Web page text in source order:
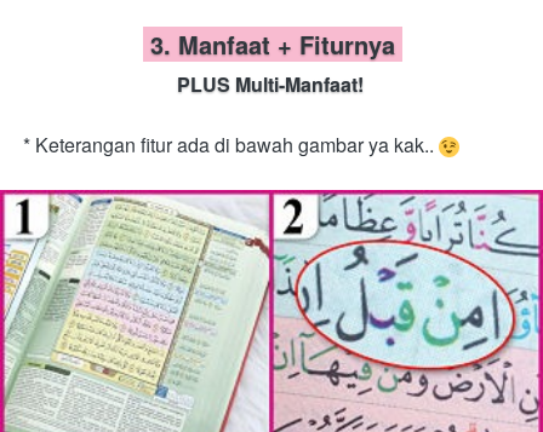
3. Manfaat + Fiturnya
PLUS Multi-Manfaat!
* Keterangan fitur ada di bawah gambar ya kak..